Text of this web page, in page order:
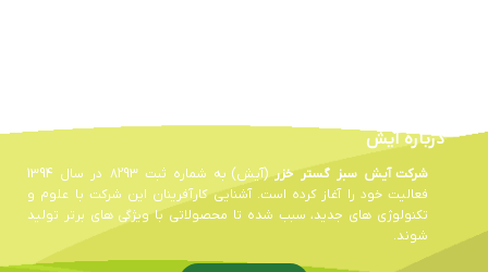
درباره آیش
شرکت آیش سبز گستر خزر
(آیش) به شماره ثبت 8293 در سال 1394
فعالیت خود را آغاز کرده است. آشنایی کارآفرینان این شرکت با علوم و
تکنولوژی های جدید، سبب شده تا محصولاتی با ویژگی های برتر تولید
شوند.